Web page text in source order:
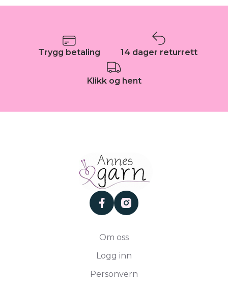
Trygg betaling 14 dager returrett
Klikk og hent
facebookinstagram
Om oss
Logg inn
Personvern